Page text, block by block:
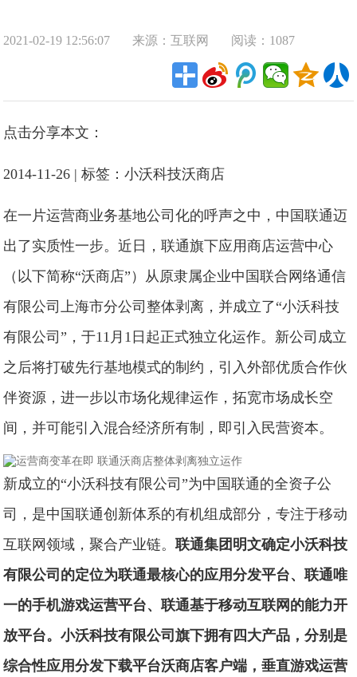
体剥离独立运作!
2021-02-19 12:56:07 来源：互联网 阅读：1087
点击分享本文：
2014-11-26 | 标签：小沃科技沃商店
在一片运营商业务基地公司化的呼声之中，中国联通迈
出了实质性一步。近日，联通旗下应用商店运营中心
（以下简称“沃商店”）从原隶属企业中国联合网络通信
有限公司上海市分公司整体剥离，并成立了“小沃科技
有限公司”，于11月1日起正式独立化运作。新公司成立
之后将打破先行基地模式的制约，引入外部优质合作伙
伴资源，进一步以市场化规律运作，拓宽市场成长空
间，并可能引入混合经济所有制，即引入民营资本。
新成立的“小沃科技有限公司”为中国联通的全资子公
司，是中国联通创新体系的有机组成部分，专注于移动
互联网领域，聚合产业链。联通集团明文确定小沃科技
有限公司的定位为联通最核心的应用分发平台、联通唯
一的手机游戏运营平台、联通基于移动互联网的能力开
放平台。小沃科技有限公司旗下拥有四大产品，分别是
综合性应用分发下载平台沃商店客户端，垂直游戏运营